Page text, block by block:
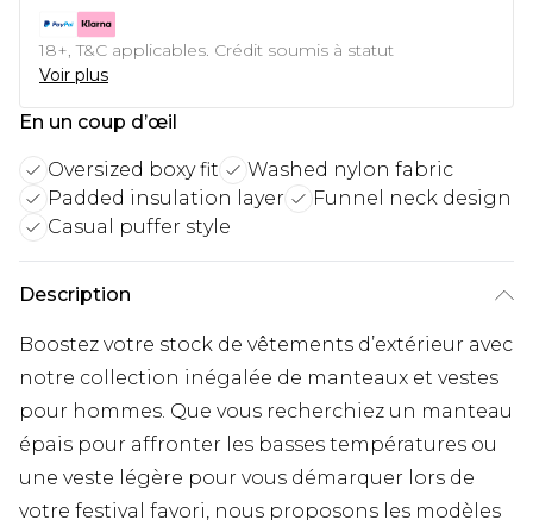
18+, T&C applicables. Crédit soumis à statut
Voir plus
En un coup d’œil
Oversized boxy fit
Washed nylon fabric
Padded insulation layer
Funnel neck design
Casual puffer style
Description
Boostez votre stock de vêtements d’extérieur avec
notre collection inégalée de manteaux et vestes
pour hommes. Que vous recherchiez un manteau
épais pour affronter les basses températures ou
une veste légère pour vous démarquer lors de
votre festival favori, nous proposons les modèles